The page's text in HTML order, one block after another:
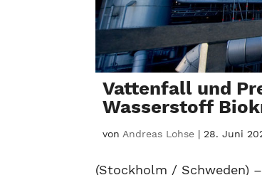
Vattenfall und
Wasserstoff
vonAndreas Lohse |28. Juni
(Stockholm / Schweden)